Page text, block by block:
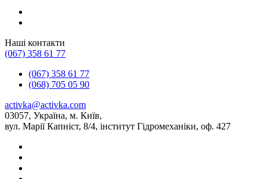
Наші контакти
(067) 358 61 77
(067) 358 61 77
(068) 705 05 90
activka@activka.com
03057, Україна, м. Київ,
вул. Марії Капніст, 8/4, інститут Гідромеханіки, оф. 427